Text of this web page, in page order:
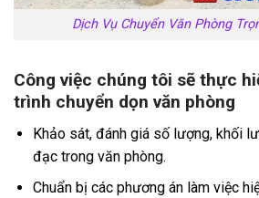
Dịch Vụ Chuyển Văn Phòng
Công việc chúng tôi sẽ thực
trình chuyển dọn văn phòng
Khảo sát, đánh giá số lượng, khối
đạc trong văn phòng.
Chuẩn bị các phương án làm việc